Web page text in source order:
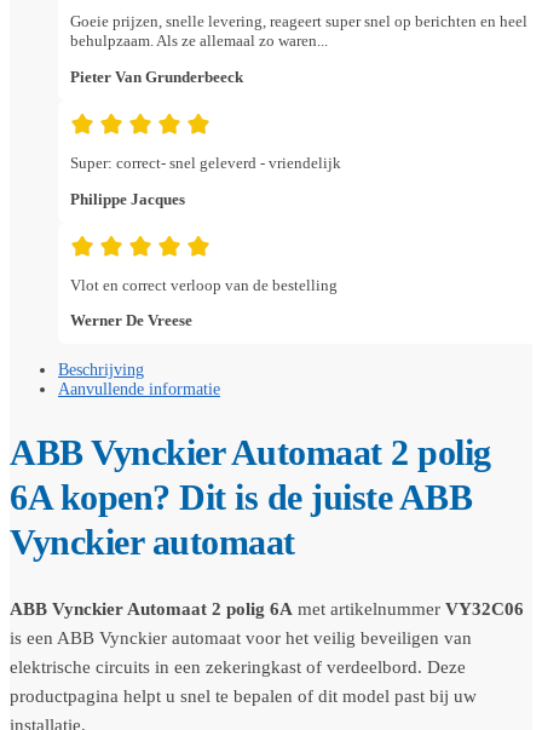
Goeie prijzen, snelle levering, reageert super snel op berichten en heel
behulpzaam. Als ze allemaal zo waren...
Pieter Van Grunderbeeck
Super: correct- snel geleverd - vriendelijk
Philippe Jacques
Vlot en correct verloop van de bestelling
Werner De Vreese
Beschrijving
Aanvullende informatie
ABB Vynckier Automaat 2 polig
6A kopen? Dit is de juiste ABB
Vynckier automaat
ABB Vynckier Automaat 2 polig 6A met artikelnummer VY32C06
is een ABB Vynckier automaat voor het veilig beveiligen van
elektrische circuits in een zekeringkast of verdeelbord. Deze
productpagina helpt u snel te bepalen of dit model past bij uw
installatie.